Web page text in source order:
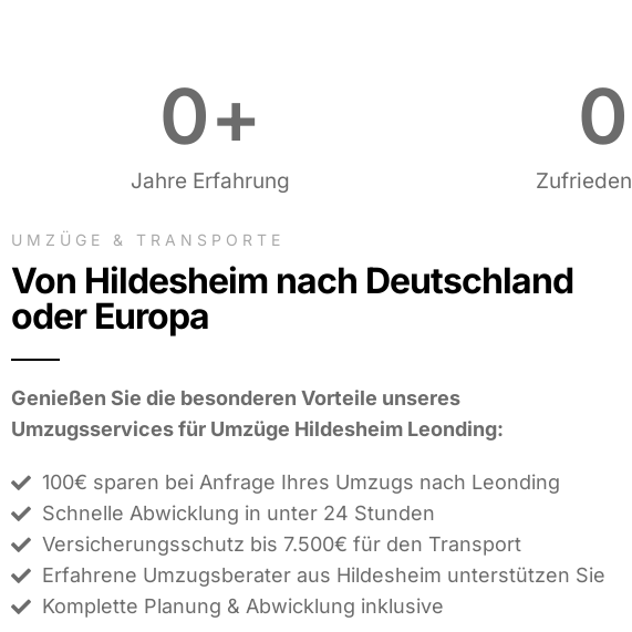
Jahre Erfahrung
0+ 0
UMZÜGE & TRANSPORTE
Von Hildesheim nach Deutschland
oder Europa
Genießen Sie die besonderen Vorteile unseres
Umzugsservices für Umzüge Hildesheim Leonding:
100€ sparen bei Anfrage Ihres Umzugs nach Leonding
Schnelle Abwicklung in unter 24 Stunden
Versicherungsschutz bis 7.500€ für den Transport
Erfahrene Umzugsberater aus Hildesheim unterstützen Sie
Komplette Planung & Abwicklung inklusive